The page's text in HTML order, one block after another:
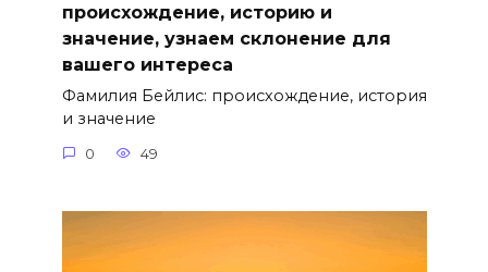
происхождение, историю и
значение, узнаем склонение для
вашего интереса
Фамилия Бейлис: происхождение, история
и значение
0 49